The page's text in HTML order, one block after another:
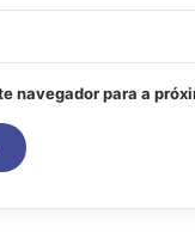
navegador para a